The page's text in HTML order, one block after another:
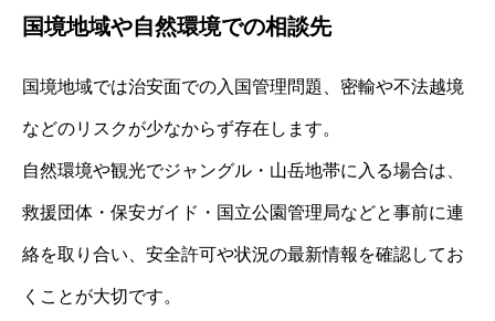
国境地域や自然環境での相談先
国境地域では治安面での入国管理問題、密輸や不法越境
などのリスクが少なからず存在します。
自然環境や観光でジャングル・山岳地帯に入る場合は、
救援団体・保安ガイド・国立公園管理局などと事前に連
絡を取り合い、安全許可や状況の最新情報を確認してお
くことが大切です。